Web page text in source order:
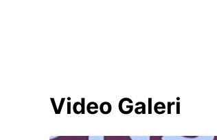
Video Galeri